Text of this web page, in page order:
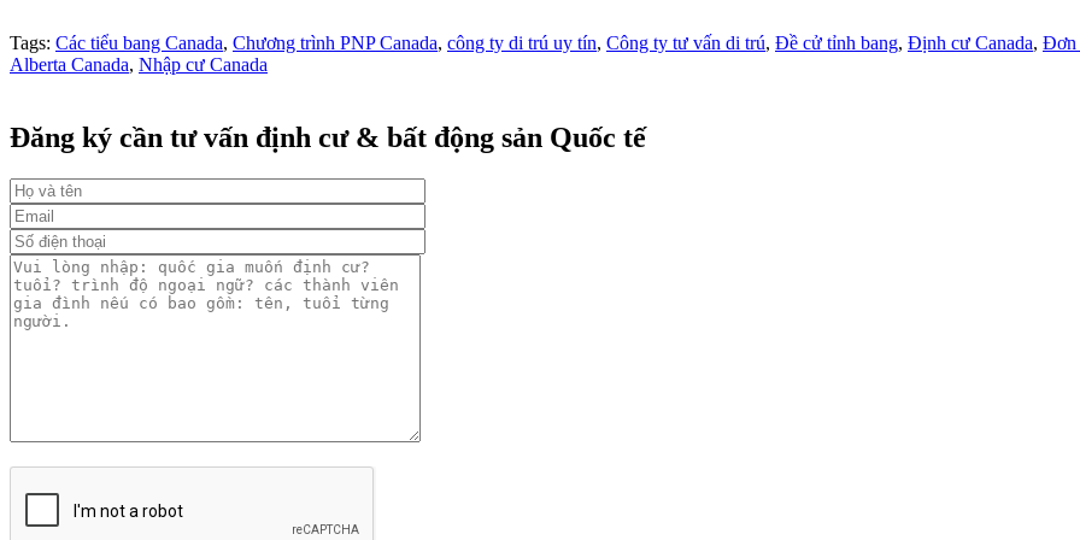
Tags: Các tiểu bang Canada, Chương trình PNP Canada, công ty di trú uy tín, Công ty tư vấn di trú, Đề cử tỉnh bang, Định cư Canada, Đơn
Alberta Canada, Nhập cư Canada
Đăng ký cần tư vấn định cư & bất động sản Quốc tế